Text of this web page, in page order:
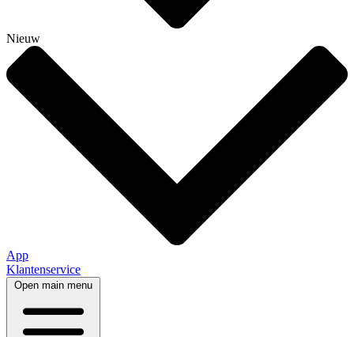
Nieuw
App
Klantenservice
Open main menu